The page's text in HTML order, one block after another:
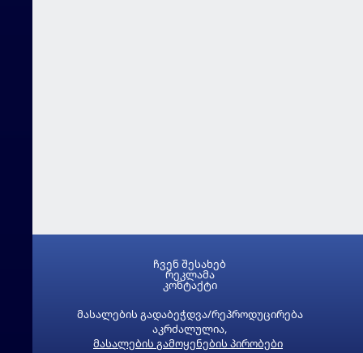
მასალების გადაბეჭდვა/რეპროდუცირება
აკრძალულია,
მასალების გამოყენების პირობები
ჩვენ შესახებ
რეკლამა
კონტაქტი